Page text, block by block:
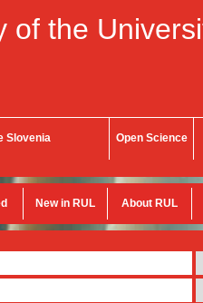
of the
Slovenia Open Science
New in RUL About RUL